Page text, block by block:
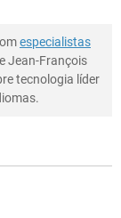
especialistas
Jean-François
tecnologia líder